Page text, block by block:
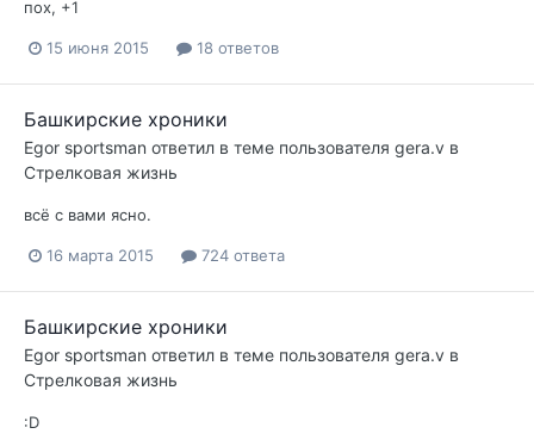
пох, +1
15 июня 2015 18 ответов
Башкирские хроники
Egor sportsman ответил в теме пользователя gera.v в
Стрелковая жизнь
всё с вами ясно.
16 марта 2015 724 ответа
Башкирские хроники
Egor sportsman ответил в теме пользователя gera.v в
Стрелковая жизнь
:D